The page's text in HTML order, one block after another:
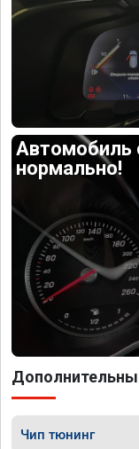
Автомобиль
нормально!
Чип тюнинг